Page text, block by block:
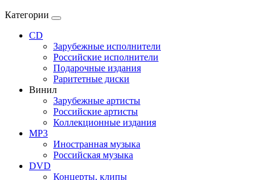
Категории
CD
Зарубежные исполнители
Российские исполнители
Подарочные издания
Раритетные диски
Винил
Зарубежные артисты
Российские артисты
Коллекционные издания
MP3
Иностранная музыка
Российская музыка
DVD
Концерты, клипы